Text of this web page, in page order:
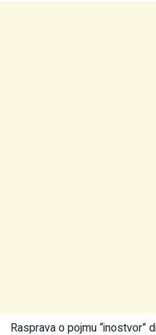
Rasprava o pojmu “inostvor”